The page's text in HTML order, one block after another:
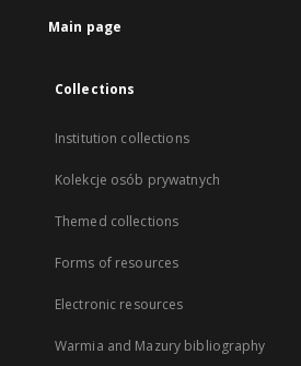
Main page
Collections
Institution collections
Kolekcje osób prywatnych
Themed collections
Forms of resources
Electronic resources
Warmia and Mazury bibliography